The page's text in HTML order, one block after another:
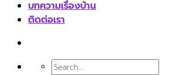
บทความเรื่องบ้าน
ติดต่อเรา